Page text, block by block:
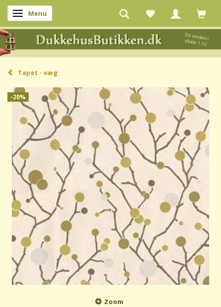
Skifte navigation
Menu
Tapet - væg
-20%
Zoom